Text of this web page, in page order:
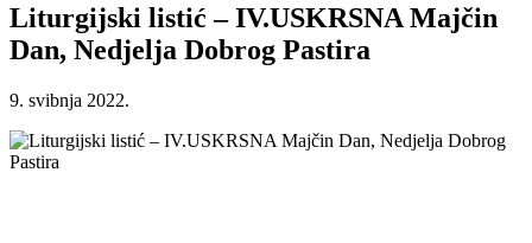
Liturgijski listić – IV.USKRSNA Majčin
Dan, Nedjelja Dobrog Pastira
9. svibnja 2022.